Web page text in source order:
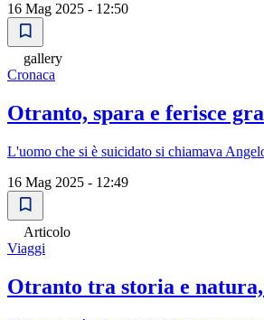
16 Mag 2025 - 12:50
gallery
Cronaca
Otranto, spara e ferisce
L'uomo che si è suicidato si chiamava
16 Mag 2025 - 12:49
Articolo
Viaggi
Otranto tra storia e